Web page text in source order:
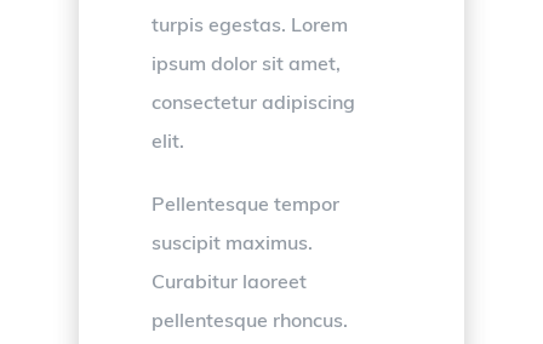
turpis egestas. Lorem
ipsum dolor sit amet,
consectetur adipiscing
elit.
Pellentesque tempor
suscipit maximus.
Curabitur laoreet
pellentesque rhoncus.